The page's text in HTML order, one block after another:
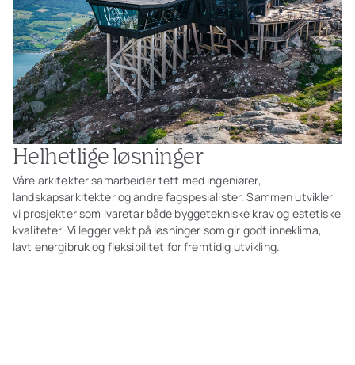
Helhetlige løsninger
Våre arkitekter samarbeider tett med ingeniører,
landskapsarkitekter og andre fagspesialister. Sammen utvikler
vi prosjekter som ivaretar både byggetekniske krav og estetiske
kvaliteter. Vi legger vekt på løsninger som gir godt inneklima,
lavt energibruk og fleksibilitet for fremtidig utvikling.